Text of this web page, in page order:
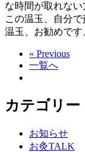
な時間が取れない
この温玉、自分
温玉、お勧めです
« Previous
一覧へ
カテゴリー
お知らせ
お灸TALK